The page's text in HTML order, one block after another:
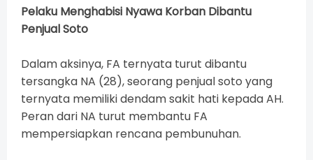
Pelaku Menghabisi Nyawa Korban Dibantu
Penjual Soto
Dalam aksinya, FA ternyata turut dibantu
tersangka NA (28), seorang penjual soto yang
ternyata memiliki dendam sakit hati kepada AH.
Peran dari NA turut membantu FA
mempersiapkan rencana pembunuhan.